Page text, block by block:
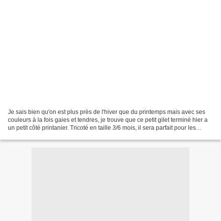
Je sais bien qu'on est plus près de l'hiver que du printemps mais avec ses
couleurs à la fois gaies et tendres, je trouve que ce petit gilet terminé hier a
un petit côté printanier. Tricoté en taille 3/6 mois, il sera parfait pour les